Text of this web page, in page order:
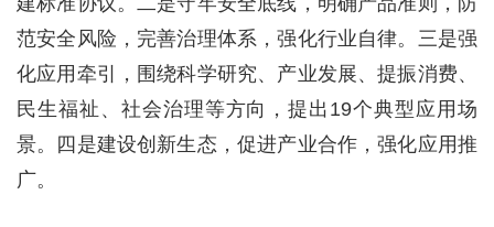
范安全风险，完善治理体系，强化行业自律。三是强
化应用牵引，围绕科学研究、产业发展、提振消费、
民生福祉、社会治理等方向，提出19个典型应用场
景。四是建设创新生态，促进产业合作，强化应用推
广。